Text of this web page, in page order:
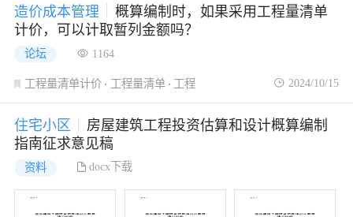
造价成本管理
概算编制时，如果采用工程量清单
计价，可以计取暂列金额吗？
论坛 1164
工程量清单计价 工程量清单 工程 2024/10/15
住宅小区
房屋建筑工程投资估算和设计概算编制
指南征求意见稿
资料 docx下载